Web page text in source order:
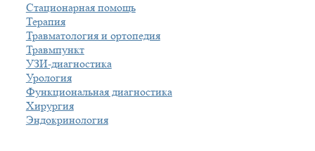
Стационарная помощь
Терапия
Травматология и ортопедия
Травмпункт
УЗИ-диагностика
Урология
Функциональная диагностика
Хирургия
Эндокринология